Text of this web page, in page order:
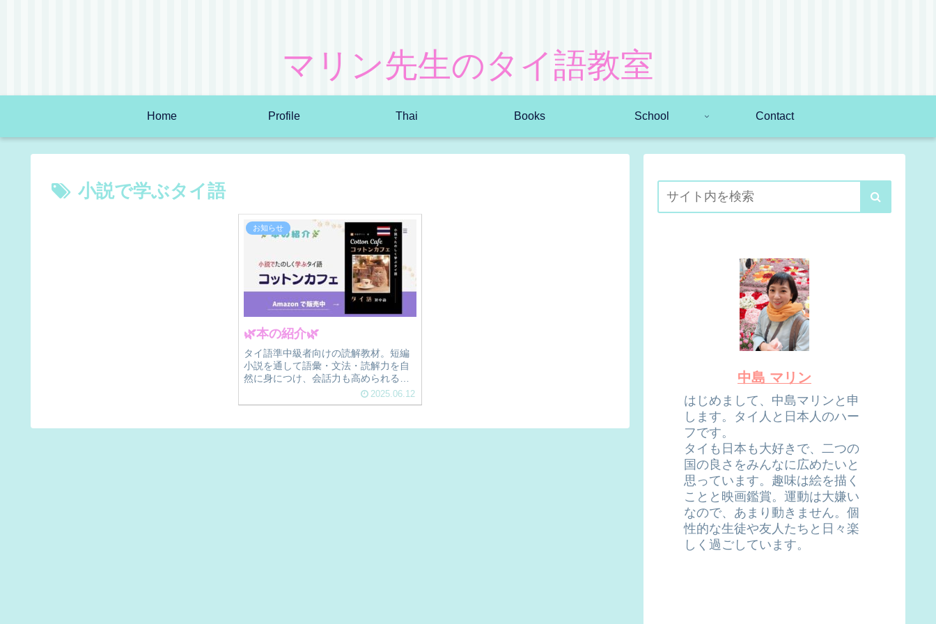
マリン先生のタイ語教室
Home Profile Thai Books School Contact
小説で学ぶタイ語
お知らせ
🌿本の紹介🌿
タイ語準中級者向けの読解教材。短編
小説を通して語彙・文法・読解力を自
然に身につけ、会話力も高められる実
2025.06.12
中島 マリン
はじめまして、中島マリンと申
します。タイ人と日本人のハー
フです。
タイも日本も大好きで、二つの
国の良さをみんなに広めたいと
思っています。趣味は絵を描く
ことと映画鑑賞。運動は大嫌い
なので、あまり動きません。個
性的な生徒や友人たちと日々楽
しく過ごしています。